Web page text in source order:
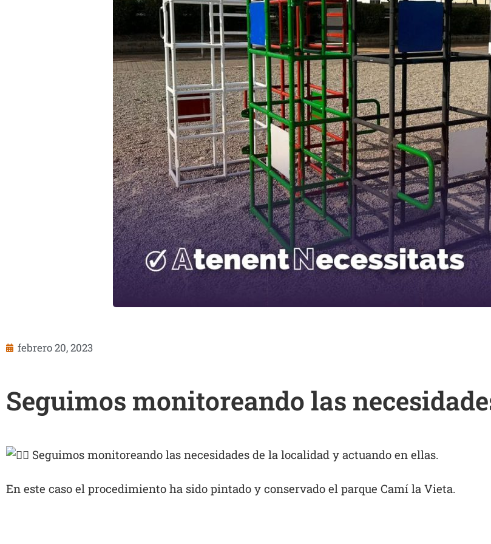
febrero 20, 2023
Seguimos monitoreando las
Seguimos monitoreando las necesidades de la localidad y actuando en ellas.
En este caso el procedimiento ha sido pintado y conservado el parque Camí la Vieta.